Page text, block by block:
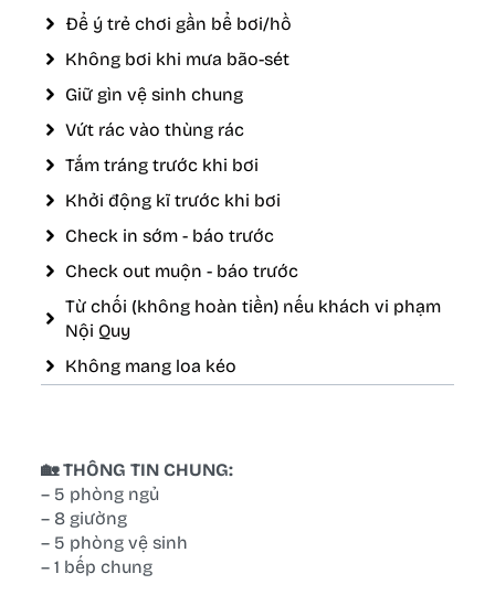
Để ý trẻ chơi gần bể bơi/hồ
Không bơi khi mưa bão-sét
Giữ gìn vệ sinh chung
Vứt rác vào thùng rác
Tắm tráng trước khi bơi
Khởi động kĩ trước khi bơi
Check in sớm - báo trước
Check out muộn - báo trước
Từ chối (không hoàn tiền) nếu khách vi phạm
Nội Quy
Không mang loa kéo
🏡 THÔNG TIN CHUNG:
– 5 phòng ngủ
– 8 giường
– 5 phòng vệ sinh
– 1 bếp chung